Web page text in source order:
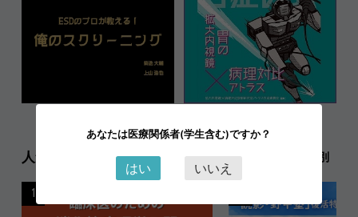
人気記事ランキング 日別 月別
1
あなたは医療関係者(学生含む)ですか？
はい いいえ